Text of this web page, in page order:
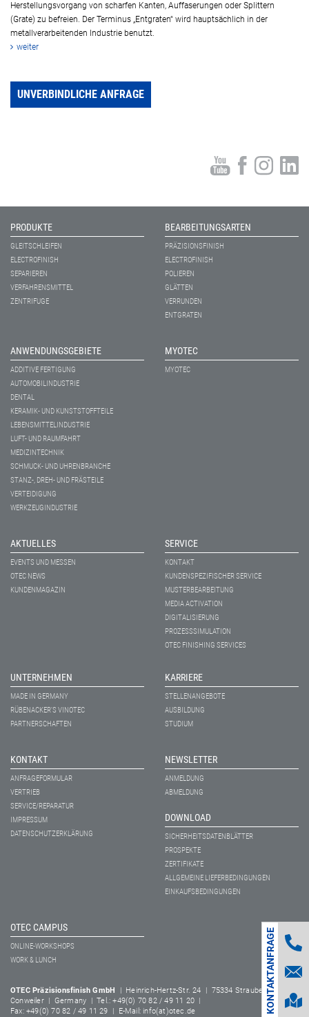
Herstellungsvorgang von scharfen Kanten, Auffaserungen oder Splittern
(Grate) zu befreien. Der Terminus „Entgraten“ wird hauptsächlich in der
metallverarbeitenden Industrie benutzt.
weiter
UNVERBINDLICHE ANFRAGE
KONTAKTANFRAGE
PRODUKTE
GLEITSCHLEIFEN
ELECTROFINISH
SEPARIEREN
VERFAHRENSMITTEL
ZENTRIFUGE
BEARBEITUNGSARTEN
PRÄZISIONSFINISH
ELECTROFINISH
POLIEREN
GLÄTTEN
VERRUNDEN
ENTGRATEN
ANWENDUNGSGEBIETE
ADDITIVE FERTIGUNG
AUTOMOBILINDUSTRIE
DENTAL
KERAMIK- UND KUNSTSTOFFTEILE
LEBENSMITTELINDUSTRIE
LUFT- UND RAUMFAHRT
MEDIZINTECHNIK
SCHMUCK- UND UHRENBRANCHE
STANZ-, DREH- UND FRÄSTEILE
VERTEIDIGUNG
WERKZEUGINDUSTRIE
MYOTEC
MYOTEC
AKTUELLES
EVENTS UND MESSEN
OTEC NEWS
KUNDENMAGAZIN
SERVICE
KONTAKT
KUNDENSPEZIFISCHER SERVICE
MUSTERBEARBEITUNG
MEDIA ACTIVATION
DIGITALISIERUNG
PROZESSSIMULATION
OTEC FINISHING SERVICES
UNTERNEHMEN
MADE IN GERMANY
RÜBENACKER'S VINOTEC
PARTNERSCHAFTEN
KARRIERE
STELLENANGEBOTE
AUSBILDUNG
STUDIUM
KONTAKT
ANFRAGEFORMULAR
VERTRIEB
SERVICE/REPARATUR
IMPRESSUM
DATENSCHUTZERKLÄRUNG
NEWSLETTER
ANMELDUNG
ABMELDUNG
DOWNLOAD
SICHERHEITSDATENBLÄTTER
PROSPEKTE
ZERTIFIKATE
ALLGEMEINE LIEFERBEDINGUNGEN
EINKAUFSBEDINGUNGEN
OTEC CAMPUS
ONLINE-WORKSHOPS
WORK & LUNCH
OTEC Präzisionsfinish GmbH
| Heinrich-Hertz-Str. 24 | 75334 Straubenhardt-
Conweiler | Germany | Tel.: +49(0) 70 82 / 49 11 20 |
Fax: +49(0) 70 82 / 49 11 29 | E-Mail: info(at)otec.de